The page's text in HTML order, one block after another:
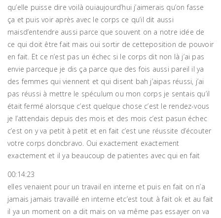
qu’elle puisse dire voilà ouiaujourd’hui j’aimerais qu’on fasse
ça et puis voir après avec le corps ce qu’il dit aussi
maisd’entendre aussi parce que souvent on a notre idée de
ce qui doit être fait mais oui sortir de cetteposition de pouvoir
en fait. Et ce n’est pas un échec si le corps dit non là j’ai pas
envie parceque je dis ça parce que des fois aussi pareil il ya
des femmes qui viennent et qui disent bah j’aipas réussi, j’ai
pas réussi à mettre le spéculum ou mon corps je sentais qu’il
était fermé alorsque c’est quelque chose c’est le rendez-vous
je l’attendais depuis des mois et des mois c’est pasun échec
c’est on y va petit à petit et en fait c’est une réussite d’écouter
votre corps doncbravo. Oui exactement exactement
exactement et il ya beaucoup de patientes avec qui en fait
00:14:23
elles venaient pour un travail en interne et puis en fait on n’a
jamais jamais travaillé en interne etc’est tout à fait ok et au fait
il ya un moment on a dit mais on va même pas essayer on va